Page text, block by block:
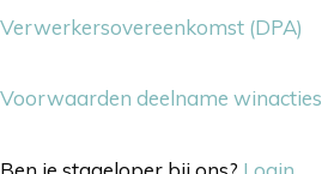
Verwerkersovereenkomst (DPA)
Voorwaarden deelname winacties